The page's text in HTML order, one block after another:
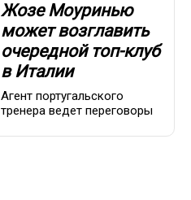
Жозе Моуринью
может возглавить
очередной топ-клуб
в Италии
Агент португальского
тренера ведет переговоры